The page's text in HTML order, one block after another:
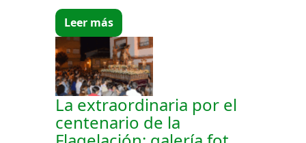
Leer más
La extraordinaria por el
centenario de la